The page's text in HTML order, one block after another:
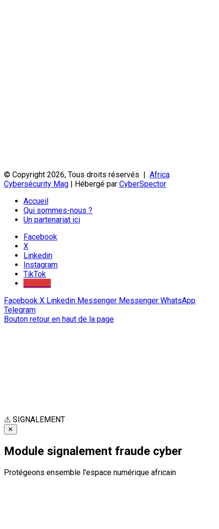
© Copyright 2026, Tous droits réservés | Africa
Cybersécurity Mag | Hébergé par CyberSpector
Accueil
Qui sommes-nous ?
Un partenariat ici
Facebook
X
Linkedin
Instagram
TikTok
Facebook X Linkedin Messenger Messenger WhatsApp
Telegram
Bouton retour en haut de la page
⚠ SIGNALEMENT
✕
Module signalement fraude cyber
Protégeons ensemble l'espace numérique africain